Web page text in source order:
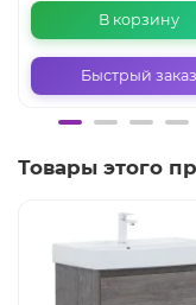
В корзину
Быстрый заказ
Товары этого